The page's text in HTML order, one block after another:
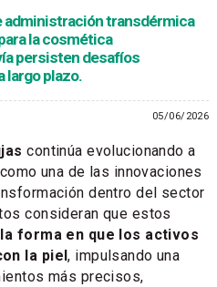
administración transdérmica
la cosmética
persisten desafíos
largo plazo.
05/06/2026
continúa evolucionando a
una de las innovaciones
dentro del sector
consideran que estos
forma en que los activos
la piel, impulsando una
más precisos,